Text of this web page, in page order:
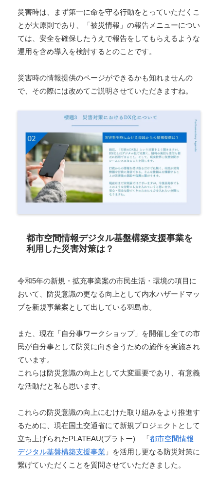
災害時は、まず第一に命を守る行動をとっていただくこ
とが大原則であり、「被災情報」の報告メニューについ
ては、安全を確保したうえで報告をしてもらえるような
運用を含め導入を検討するとのことです。
災害時の情報提供のページができるかも知れませんの
で、その際には改めてご説明させていただきますね。
都市空間情報デジタル基盤構築支援事業を
利用した災害対策は？
令和5年の新規・拡充事業案の市民生活・環境の項目に
おいて、防災意識の更なる向上として内水ハザードマッ
プを新規事業案として出している羽島市。
また、現在「自分事ワークショップ」を開催し全ての市
民が自分事として防災に向き合うための施作を実施され
ています。
これらは防災意識の向上として大変重要であり、有意義
な活動だと私も思います。
これらの防災意識の向上にむけた取り組みをより推進す
るために、現在国土交通省にて新規プロジェクトとして
立ち上げられたPLATEAU(プラトー) 「都市空間情報
デジタル基盤構築支援事業 」を活用し更なる防災対策に
繋げていただくことを質問させていただきました。